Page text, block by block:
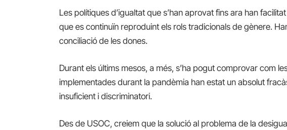
Les polítiques d’igualtat que s’han aprovat fins ara han
que es continuïn reproduint els rols tradicionals de gènere.
conciliació de les dones.
Durant els últims mesos, a més, s’ha pogut comprovar com
implementades durant la pandèmia han estat un absolut
insuficient i discriminatori.
Des de USOC, creiem que la solució al problema de la